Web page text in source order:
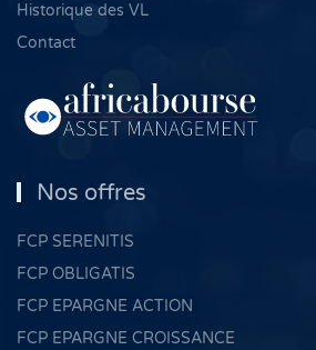
Historique des VL
Contact
Nos offres
FCP SERENITIS
FCP OBLIGATIS
FCP EPARGNE ACTION
FCP EPARGNE CROISSANCE